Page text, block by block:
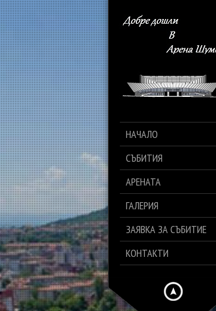
НАЧАЛО
СЪБИТИЯ
АРЕНАТА
ГАЛЕРИЯ
ЗАЯВКА ЗА СЪБИТИЕ
КОНТАКТИ